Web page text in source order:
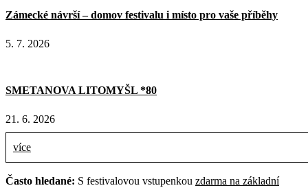
Zámecké návrší – domov festivalu i místo pro vaše příběhy
5. 7. 2026
SMETANOVA LITOMYŠL *80
21. 6. 2026
více
Často hledané: S festivalovou vstupenkou zdarma na základní